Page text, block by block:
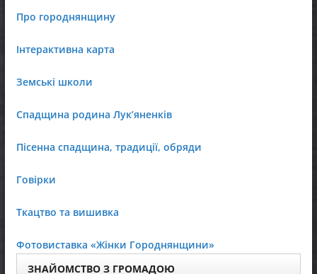
Про городнянщину
Інтерактивна карта
Земські школи
Спадщина родина Лукʼяненків
Пісенна спадщина, традиції, обряди
Говірки
Ткацтво та вишивка
Фотовиставка «Жінки Городнянщини»
ЗНАЙОМСТВО З ГРОМАДОЮ